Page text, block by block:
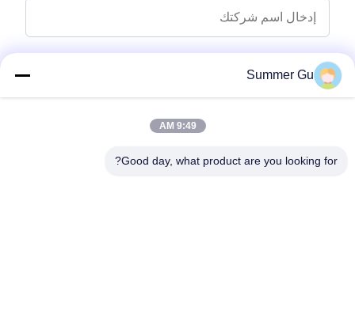
رسالة استفسار
Summer Gu
9:49 AM
Good day, what product are you looking for?